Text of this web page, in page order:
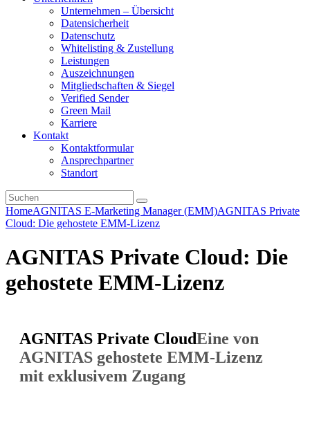
Unternehmen – Übersicht
Datensicherheit
Datenschutz
Whitelisting & Zustellung
Leistungen
Auszeichnungen
Mitgliedschaften & Siegel
Verified Sender
Green Mail
Karriere
Kontakt
Kontaktformular
Ansprechpartner
Standort
HomeAGNITAS E-Marketing Manager (EMM)AGNITAS Private
Cloud: Die gehostete EMM-Lizenz
AGNITAS Private Cloud: Die
gehostete EMM-Lizenz
AGNITAS Private CloudEine von
AGNITAS gehostete EMM-Lizenz
mit exklusivem Zugang